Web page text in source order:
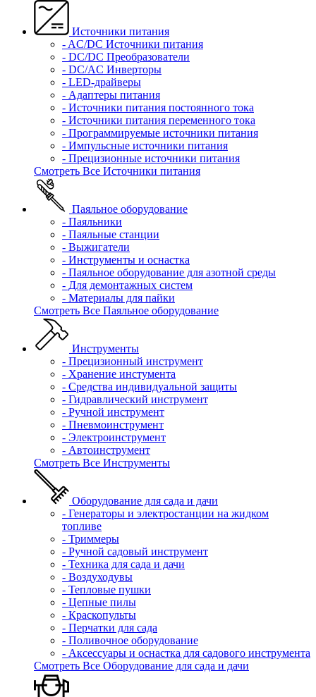
Источники питания
- AC/DC Источники питания
- DC/DC Преобразователи
- DC/AC Инверторы
- LED-драйверы
- Адаптеры питания
- Источники питания постоянного тока
- Источники питания переменного тока
- Программируемые источники питания
- Импульсные источники питания
- Прецизионные источники питания
Смотреть Все Источники питания
Паяльное оборудование
- Паяльники
- Паяльные станции
- Выжигатели
- Инструменты и оснастка
- Паяльное оборудование для азотной среды
- Для демонтажных систем
- Материалы для пайки
Смотреть Все Паяльное оборудование
Инструменты
- Прецизионный инструмент
- Хранение инстумента
- Средства индивидуальной защиты
- Гидравлический инструмент
- Ручной инструмент
- Пневмоинструмент
- Электроинструмент
- Автоинструмент
Смотреть Все Инструменты
Оборудование для сада и дачи
- Генераторы и электростанции на жидком
топливе
- Триммеры
- Ручной садовый инструмент
- Техника для сада и дачи
- Воздуходувы
- Тепловые пушки
- Цепные пилы
- Краскопульты
- Перчатки для сада
- Поливочное оборудование
- Аксессуары и оснастка для садового инструмента
Смотреть Все Оборудование для сада и дачи